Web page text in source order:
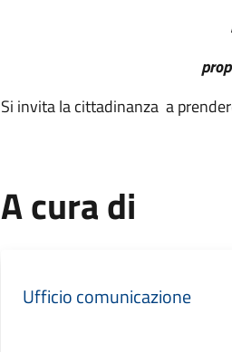
Si invita la cittadinanza a
A cura di
Ufficio comunicazione